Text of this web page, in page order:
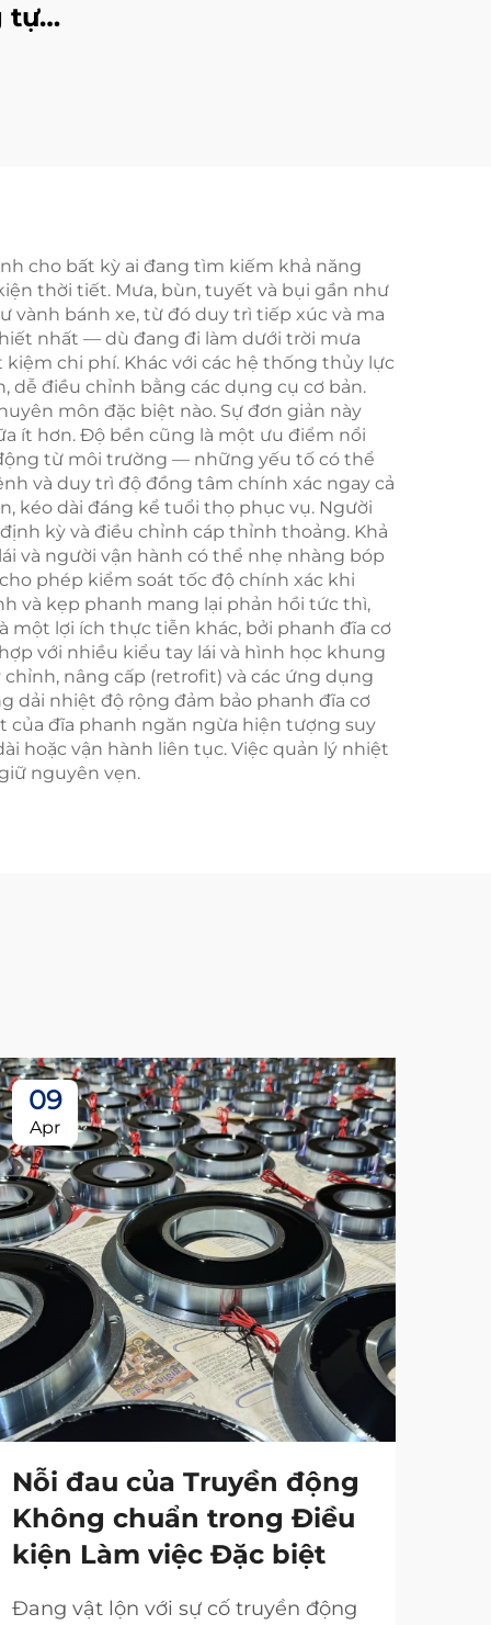
tự
cho bất kỳ ai đang tìm kiếm khả năng
thời tiết. Mưa, bùn, tuyết và bụi gần như
vành bánh xe, từ đó duy trì tiếp xúc và ma
nhất — dù đang đi làm dưới trời mưa
chi phí. Khác với các hệ thống thủy lực
dễ điều chỉnh bằng các dụng cụ cơ bản.
môn đặc biệt nào. Sự đơn giản này
ít hơn. Độ bền cũng là một ưu điểm nổi
từ môi trường — những yếu tố có thể
và duy trì độ đồng tâm chính xác ngay cả
kéo dài đáng kể tuổi thọ phục vụ. Người
kỳ và điều chỉnh cáp thỉnh thoảng. Khả
và người vận hành có thể nhẹ nhàng bóp
phép kiểm soát tốc độ chính xác khi
và kẹp phanh mang lại phản hồi tức thì,
lợi ích thực tiễn khác, bởi phanh đĩa cơ
với nhiều kiểu tay lái và hình học khung
nâng cấp (retrofit) và các ứng dụng
dải nhiệt độ rộng đảm bảo phanh đĩa cơ
đĩa phanh ngăn ngừa hiện tượng suy
hoặc vận hành liên tục. Việc quản lý nhiệt
nguyên vẹn.
09
Apr
Nỗi đau của Truyền động
Không chuẩn trong Điều
kiện Làm việc Đặc biệt
Đang vật lộn với sự cố truyền động